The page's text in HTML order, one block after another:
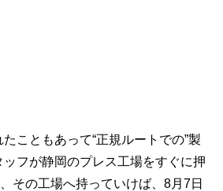
こともあって“正規ルートでの”製
フが静岡のプレス工場をすぐに押
その工場へ持っていけば、8月7日